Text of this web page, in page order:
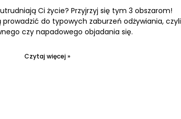
Ci życie? Przyjrzyj się tym 3 obszarom!
do typowych zaburzeń odżywiania, czyli
czy napadowego objadania się.
Czytaj więcej »